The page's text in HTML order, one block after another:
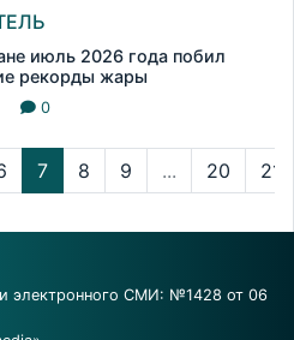
июль 2026 года побил
рекорды жары
0
7 8 9 ... 20 21
электронного СМИ: №1428 от 06